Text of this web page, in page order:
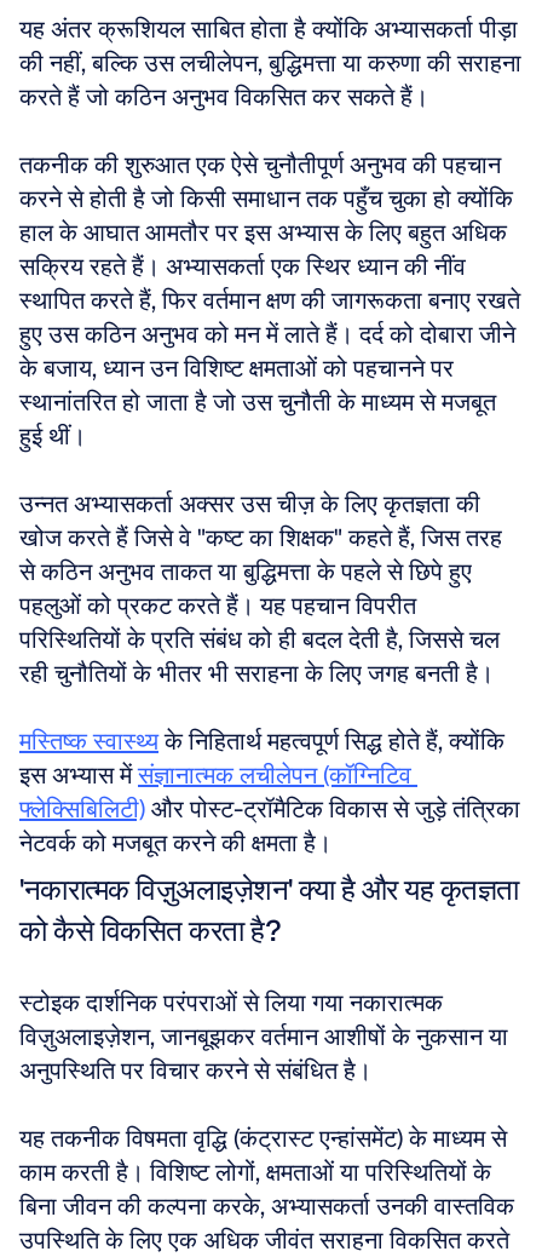
यह अंतर क्रूशियल साबित होता है क्योंकि अभ्यासकर्ता पीड़ा
की नहीं, बल्कि उस लचीलेपन, बुद्धिमत्ता या करुणा की सराहना
करते हैं जो कठिन अनुभव विकसित कर सकते हैं।
तकनीक की शुरुआत एक ऐसे चुनौतीपूर्ण अनुभव की पहचान
करने से होती है जो किसी समाधान तक पहुँच चुका हो क्योंकि
हाल के आघात आमतौर पर इस अभ्यास के लिए बहुत अधिक
सक्रिय रहते हैं। अभ्यासकर्ता एक स्थिर ध्यान की नींव
स्थापित करते हैं, फिर वर्तमान क्षण की जागरूकता बनाए रखते
हुए उस कठिन अनुभव को मन में लाते हैं। दर्द को दोबारा जीने
के बजाय, ध्यान उन विशिष्ट क्षमताओं को पहचानने पर
स्थानांतरित हो जाता है जो उस चुनौती के माध्यम से मजबूत
हुई थीं।
उन्नत अभ्यासकर्ता अक्सर उस चीज़ के लिए कृतज्ञता की
खोज करते हैं जिसे वे "कष्ट का शिक्षक" कहते हैं, जिस तरह
से कठिन अनुभव ताकत या बुद्धिमत्ता के पहले से छिपे हुए
पहलुओं को प्रकट करते हैं। यह पहचान विपरीत
परिस्थितियों के प्रति संबंध को ही बदल देती है, जिससे चल
रही चुनौतियों के भीतर भी सराहना के लिए जगह बनती है।
मस्तिष्क स्वास्थ्य के निहितार्थ महत्वपूर्ण सिद्ध होते हैं, क्योंकि
इस अभ्यास में संज्ञानात्मक लचीलेपन (कॉग्निटिव
फ्लेक्सिबिलिटी) और पोस्ट-ट्रॉमैटिक विकास से जुड़े तंत्रिका
नेटवर्क को मजबूत करने की क्षमता है।
'नकारात्मक विज़ुअलाइज़ेशन' क्या है और यह कृतज्ञता
को कैसे विकसित करता है?
स्टोइक दार्शनिक परंपराओं से लिया गया नकारात्मक
विज़ुअलाइज़ेशन, जानबूझकर वर्तमान आशीषों के नुकसान या
अनुपस्थिति पर विचार करने से संबंधित है।
यह तकनीक विषमता वृद्धि (कंट्रास्ट एन्हांसमेंट) के माध्यम से
काम करती है। विशिष्ट लोगों, क्षमताओं या परिस्थितियों के
बिना जीवन की कल्पना करके, अभ्यासकर्ता उनकी वास्तविक
उपस्थिति के लिए एक अधिक जीवंत सराहना विकसित करते